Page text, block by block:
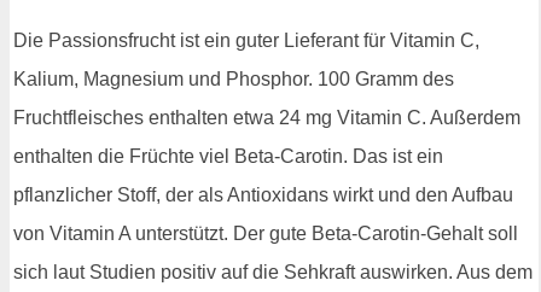
Die Passionsfrucht ist ein guter Lieferant für Vitamin C,
Kalium, Magnesium und Phosphor. 100 Gramm des
Fruchtfleisches enthalten etwa 24 mg Vitamin C. Außerdem
enthalten die Früchte viel Beta-Carotin. Das ist ein
pflanzlicher Stoff, der als Antioxidans wirkt und den Aufbau
von Vitamin A unterstützt. Der gute Beta-Carotin-Gehalt soll
sich laut Studien positiv auf die Sehkraft auswirken. Aus dem